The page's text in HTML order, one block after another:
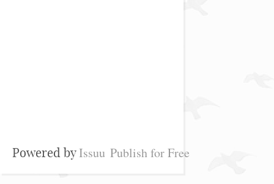
Powered byIssuu Publish for Free